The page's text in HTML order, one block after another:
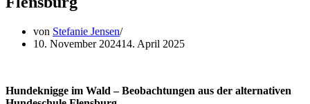
von Stefanie Jensen
10. November 202414. April 2025
Hundeknigge im Wald – Beobachtungen aus der alternativen